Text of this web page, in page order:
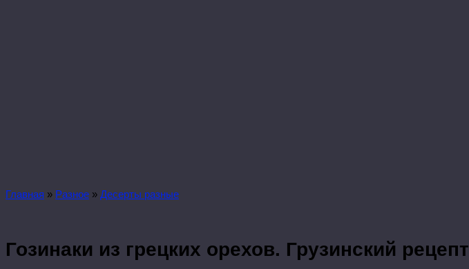
Главная » Разное » Десерты разные
Гозинаки из грецких орехов. Грузинский рецепт